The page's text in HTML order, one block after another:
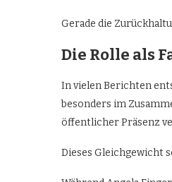
Gerade die
Die Rolle als
In vielen Berichten
besonders im
öffentlicher Präsenz
Dieses Gleichgewicht